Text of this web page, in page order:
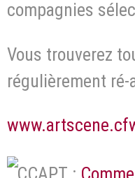
compagnies
Vous trouverez
régulièrement
CCAPT :